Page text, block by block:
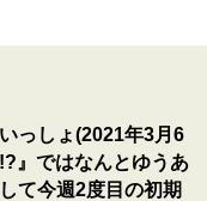
っしょ(2021年3月6
』ではなんとゆうあ
て今週2度目の初期